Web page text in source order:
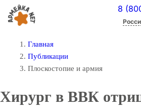
8
Главная
Публикации
Плоскостопие и армия
Хирург в ВВК